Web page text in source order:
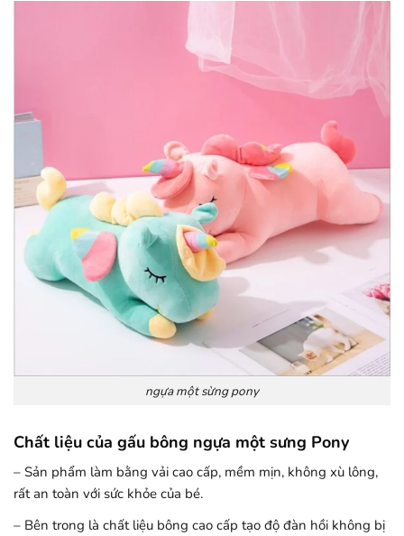
ngựa một sừng pony
Chất liệu của gấu bông ngựa một sưng Pony
– Sản phẩm làm bằng vải cao cấp, mềm mịn, không xù lông,
rất an toàn với sức khỏe của bé.
– Bên trong là chất liệu bông cao cấp tạo độ đàn hồi không bị